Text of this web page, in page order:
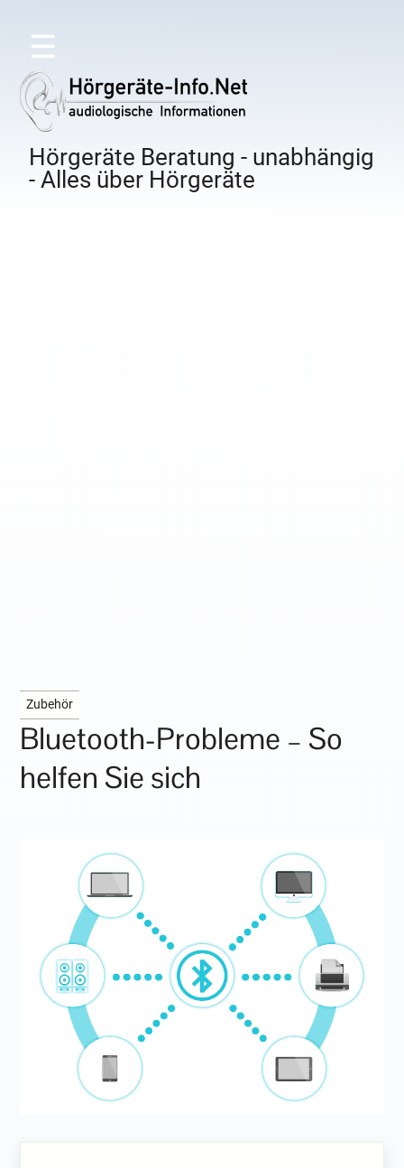
☰
Hörgeräte Beratung - unabhängig
- Alles über Hörgeräte
Zubehör
Bluetooth-Probleme – So
helfen Sie sich